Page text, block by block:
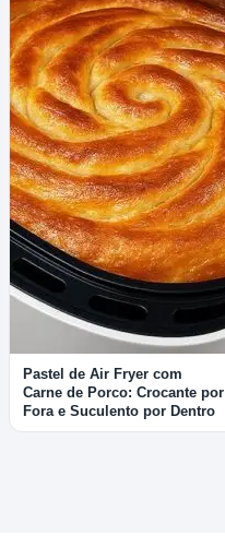
Pastel de Air Fryer com
Carne de Porco: Crocante por
Fora e Suculento por Dentro